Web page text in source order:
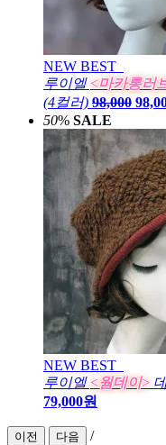
NEW BEST
루이엘 <마카롱러
(4컬러) 98,000
50% SALE
NEW BEST
루이엘 <웜데이>
79,000원
이전 다음 /